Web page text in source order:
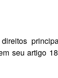
seu artigo